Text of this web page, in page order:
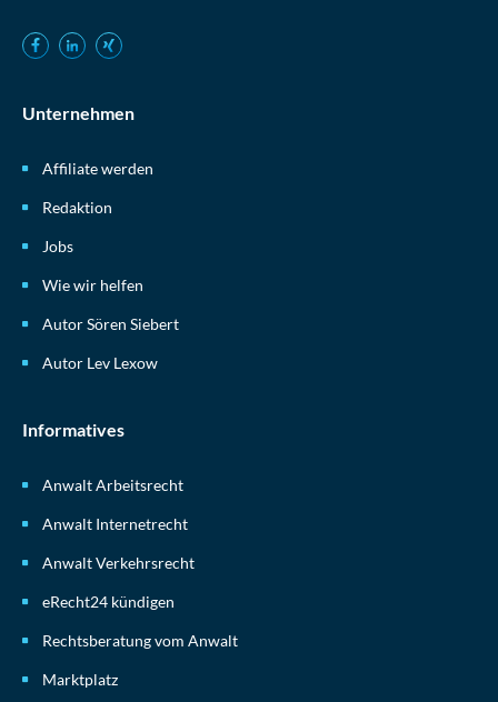
Unternehmen
Affiliate werden
Redaktion
Jobs
Wie wir helfen
Autor Sören Siebert
Autor Lev Lexow
Informatives
Anwalt Arbeitsrecht
Anwalt Internetrecht
Anwalt Verkehrsrecht
eRecht24 kündigen
Rechtsberatung vom Anwalt
Marktplatz